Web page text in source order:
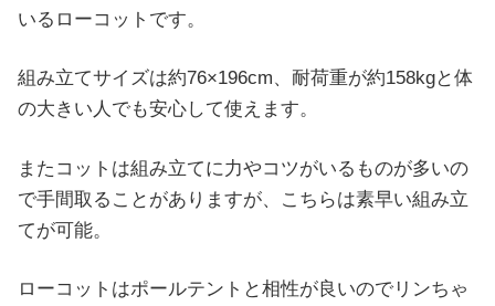
いるローコットです。
組み立てサイズは約76×196cm、耐荷重が約158kgと体
の大きい人でも安心して使えます。
またコットは組み立てに力やコツがいるものが多いの
で手間取ることがありますが、こちらは素早い組み立
てが可能。
ローコットはポールテントと相性が良いのでリンちゃ